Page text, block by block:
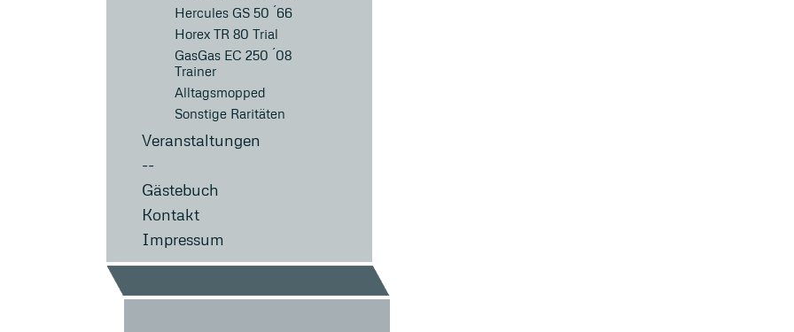
Hercules GS 50 ´66
Horex TR 80 Trial
GasGas EC 250 ´08
Trainer
Alltagsmopped
Sonstige Raritäten
Veranstaltungen
--
Gästebuch
Kontakt
Impressum